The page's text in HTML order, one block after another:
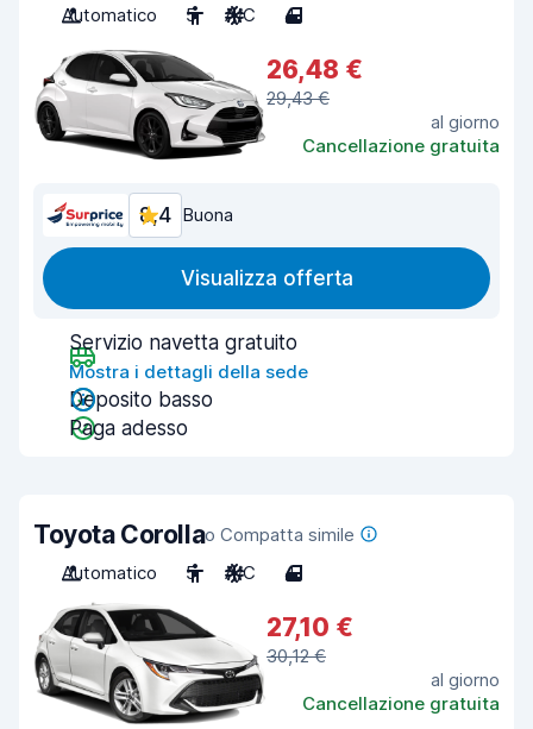
Automatico 5 A/C 4
26,48 €
29,43 €
al giorno
Cancellazione gratuita
8,4 Buona
Visualizza offerta
Servizio navetta gratuito
Mostra i dettagli della sede
Deposito basso
Paga adesso
Toyota Corollao Compatta simile
Automatico
5 A/C 4
27,10 €
30,12 €
al giorno
Cancellazione gratuita